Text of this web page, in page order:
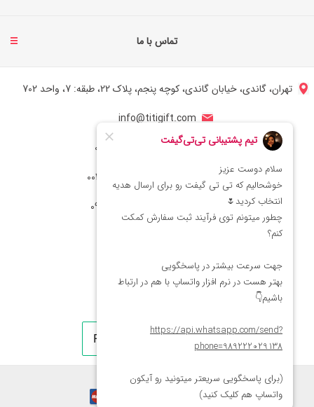
تماس با ما
تهران، گاندی، خیابان گاندی، کوچه پنجم، پلاک 22، طبقه: 7، واحد 702
info@titigift.com
شماره تماس ایران: 02166066403
شماره تماس آمریکا: 0014088054942